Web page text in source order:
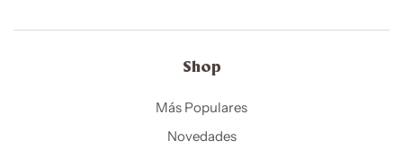
Shop
Más Populares
Novedades